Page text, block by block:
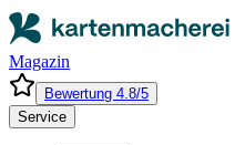
Magazin
Bewertung 4.8/5
Service